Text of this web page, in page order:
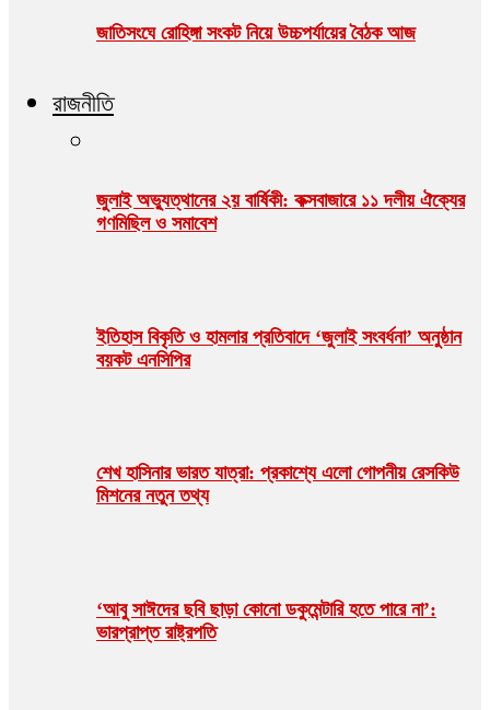
জাতিসংঘে রোহিঙ্গা সংকট নিয়ে উচ্চপর্যায়ের বৈঠক আজ
রাজনীতি
জুলাই অভ্যুত্থানের ২য় বার্ষিকী: কক্সবাজারে ১১ দলীয় ঐক্যের
গণমিছিল ও সমাবেশ
ইতিহাস বিকৃতি ও হামলার প্রতিবাদে ‘জুলাই সংবর্ধনা’ অনুষ্ঠান
বয়কট এনসিপির
শেখ হাসিনার ভারত যাত্রা: প্রকাশ্যে এলো গোপনীয় রেসকিউ
মিশনের নতুন তথ্য
‘আবু সাঈদের ছবি ছাড়া কোনো ডকুমেন্টারি হতে পারে না’:
ভারপ্রাপ্ত রাষ্ট্রপতি